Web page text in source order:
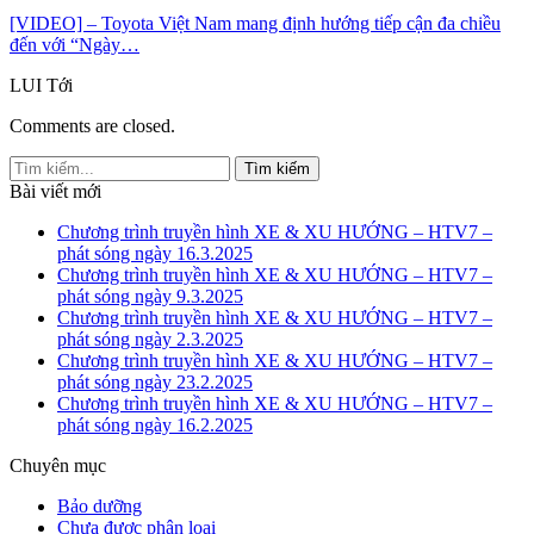
[VIDEO] – Toyota Việt Nam mang định hướng tiếp cận đa chiều
đến với “Ngày…
LUI Tới
Comments are closed.
Bài viết mới
Chương trình truyền hình XE & XU HƯỚNG – HTV7 –
phát sóng ngày 16.3.2025
Chương trình truyền hình XE & XU HƯỚNG – HTV7 –
phát sóng ngày 9.3.2025
Chương trình truyền hình XE & XU HƯỚNG – HTV7 –
phát sóng ngày 2.3.2025
Chương trình truyền hình XE & XU HƯỚNG – HTV7 –
phát sóng ngày 23.2.2025
Chương trình truyền hình XE & XU HƯỚNG – HTV7 –
phát sóng ngày 16.2.2025
Chuyên mục
Bảo dưỡng
Chưa được phân loại